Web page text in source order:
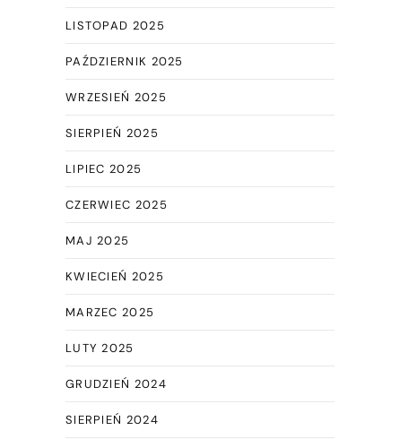
LISTOPAD 2025
PAŹDZIERNIK 2025
WRZESIEŃ 2025
SIERPIEŃ 2025
LIPIEC 2025
CZERWIEC 2025
MAJ 2025
KWIECIEŃ 2025
MARZEC 2025
LUTY 2025
GRUDZIEŃ 2024
SIERPIEŃ 2024